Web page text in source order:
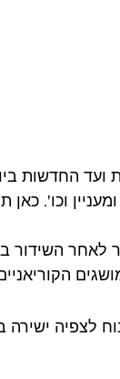
ועד החדשות
ומעניין וכו'.
לאחר השידור
לצפיה ישירה